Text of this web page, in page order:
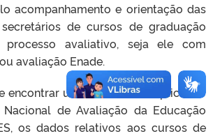
acompanhamento e orientação das
de cursos de graduação
avaliativo, seja ele com
avaliação Enade.
encontrar um documento explicativo
de Avaliação da Educação
os dados relativos aos cursos de